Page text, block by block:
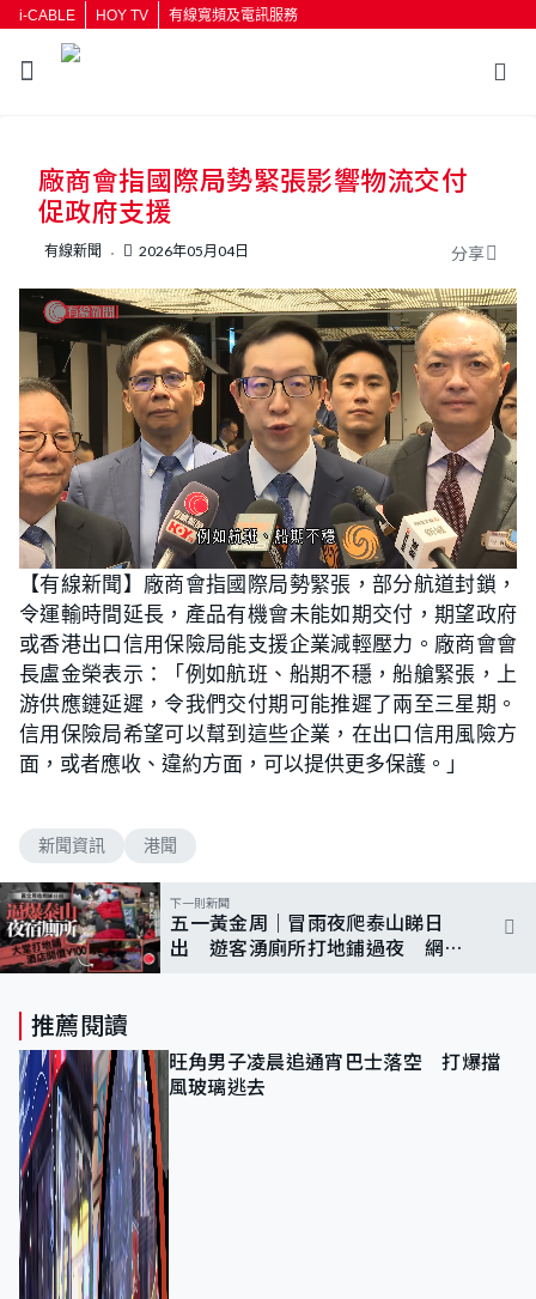
i-CABLE HOY TV 有線寬頻及電訊服務
按輸入鍵開始搜尋
廠商會指國際局勢緊張影響物流交付
促政府支援
有線新聞 2026年05月04日 分享
n
m
t
e
L
o
a
d
e
d
:
8
5
.
7
1
%
【有線新聞】廠商會指國際局勢緊張，部分航道封鎖，
令運輸時間延長，產品有機會未能如期交付，期望政府
或香港出口信用保險局能支援企業減輕壓力。廠商會會
長盧金榮表示：「例如航班、船期不穩，船艙緊張，上
游供應鏈延遲，令我們交付期可能推遲了兩至三星期。
信用保險局希望可以幫到這些企業，在出口信用風險方
面，或者應收、違約方面，可以提供更多保護。」
新聞資訊 港聞
下一則新聞
五一黃金周｜冒雨夜爬泰山睇日
出 遊客湧廁所打地鋪過夜 網民
推薦閱讀
旺角男子凌晨追通宵巴士落空 打爆擋
風玻璃逃去